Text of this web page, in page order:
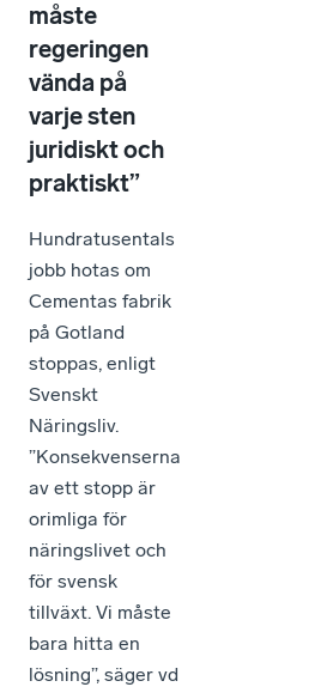
måste
regeringen
vända på
varje sten
juridiskt och
praktiskt”
Hundratusentals
jobb hotas om
Cementas fabrik
på Gotland
stoppas, enligt
Svenskt
Näringsliv.
”Konsekvenserna
av ett stopp är
orimliga för
näringslivet och
för svensk
tillväxt. Vi måste
bara hitta en
lösning”, säger vd